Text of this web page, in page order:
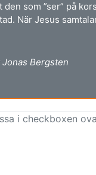
som ”ser” på
När Jesus
Bergsten
i checkboxen